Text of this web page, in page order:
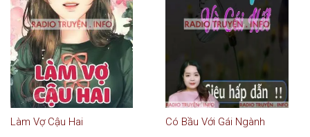
Làm Vợ Cậu Hai Có Bầu Với Gái Ngành